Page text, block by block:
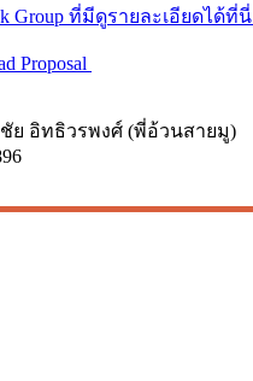
Group ที่มีดูรายละเอียดได้ที่นี่
Proposal
ย อิทธิวรพงศ์ (พี่อ้วนสายมู)